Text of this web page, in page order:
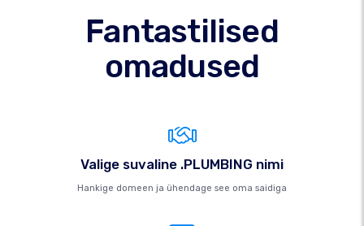
Fantastilised
omadused
Valige suvaline .PLUMBING nimi
Hankige domeen ja ühendage see oma saidiga